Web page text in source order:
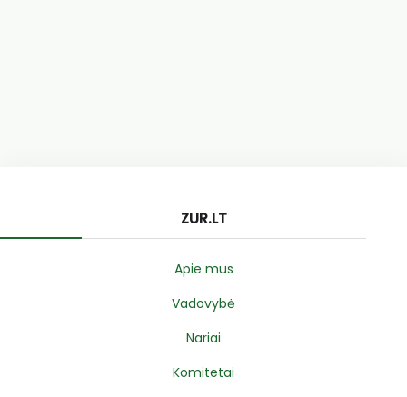
ZUR.LT
Apie mus
Vadovybė
Nariai
Komitetai